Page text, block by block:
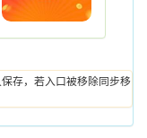
存，若入口被移除同步移